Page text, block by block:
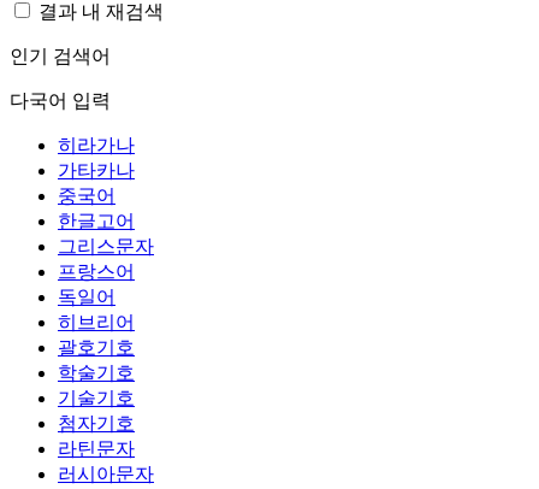
결과 내 재검색
인기 검색어
다국어 입력
히라가나
가타카나
중국어
한글고어
그리스문자
프랑스어
독일어
히브리어
괄호기호
학술기호
기술기호
첨자기호
라틴문자
러시아문자